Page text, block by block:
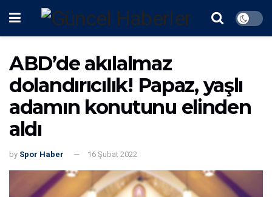
ABD’de akılalmaz
dolandırıcılık! Papaz, yaşlı
adamın konutunu elinden
aldı
by Spor Haber 16 Şubat 2022